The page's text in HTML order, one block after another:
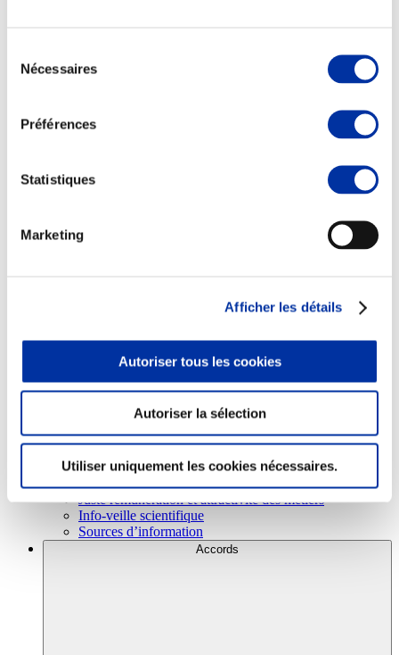
Nécessaires
Préférences
Statistiques
Marketing
Afficher les détails
Autoriser tous les cookies
Autoriser la sélection
Utiliser uniquement les cookies nécessaires.
Sécurité sanitaire
Viandes et santé
Juste rémunération et attractivité des métiers
Info-veille scientifique
Sources d’information
Accords